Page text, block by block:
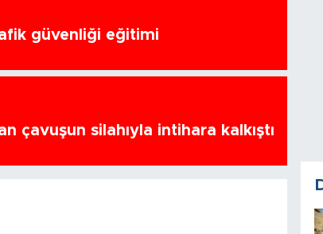
güvenliği eğitimi
çavuşun silahıyla intihara kalkıştı